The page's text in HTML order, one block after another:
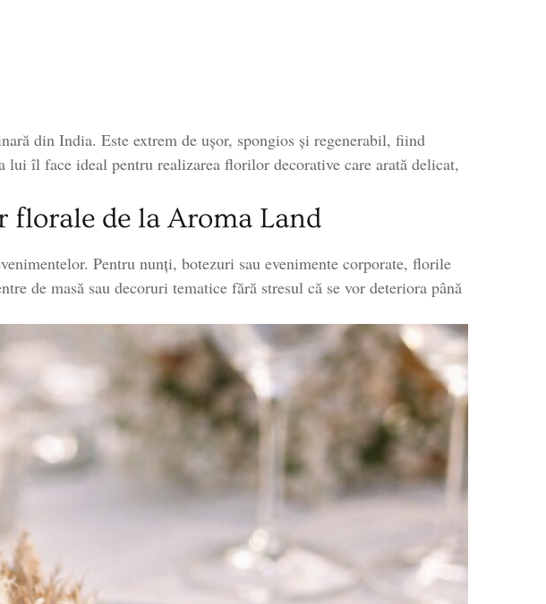
din India. Este extrem de ușor, spongios și regenerabil, fiind
îl face ideal pentru realizarea florilor decorative care arată delicat,
de la Aroma Land
Pentru nunți, botezuri sau evenimente corporate, florile
de masă sau decoruri tematice fără stresul că se vor deteriora până